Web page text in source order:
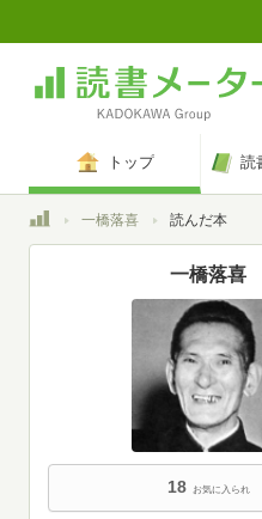
トップ 読
トップ一橋落喜 読んだ本
一橋落喜
18 お気に入られ